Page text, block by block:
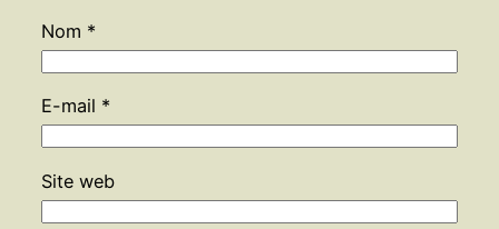
Nom *
E-mail *
Site web